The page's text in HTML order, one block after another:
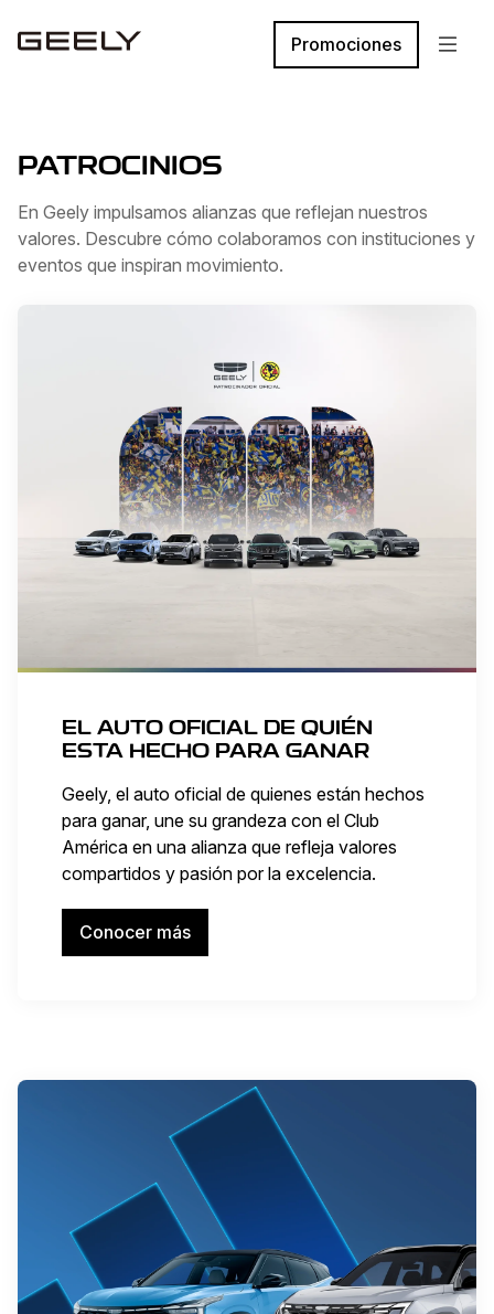
Promociones
PATROCINIOS
En Geely impulsamos alianzas que reflejan nuestros
valores. Descubre cómo colaboramos con instituciones y
eventos que inspiran movimiento.
EL AUTO OFICIAL DE QUIÉN
ESTA HECHO PARA GANAR
Geely, el auto oficial de quienes están hechos
para ganar, une su grandeza con el Club
América en una alianza que refleja valores
compartidos y pasión por la excelencia.
Conocer más